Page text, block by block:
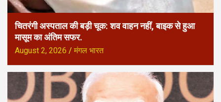
चितरंगी अस्पताल की बड़ी चूक: शव वाहन नहीं, बाइक से हुआ
मासूम का अंतिम सफर.
August 2, 2026 मंगल भारत